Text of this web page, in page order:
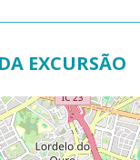
EXCURSÃO